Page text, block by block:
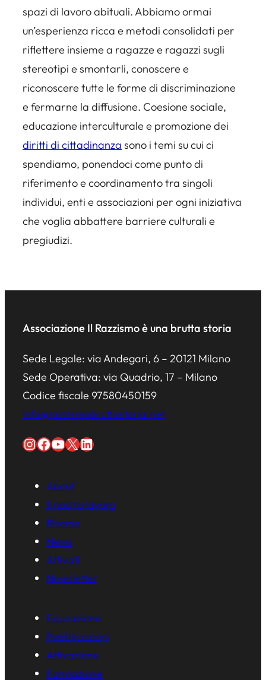
spazi di lavoro abituali. Abbiamo ormai
un’esperienza ricca e metodi consolidati per
riflettere insieme a ragazze e ragazzi sugli
stereotipi e smontarli, conoscere e
riconoscere tutte le forme di discriminazione
e fermarne la diffusione. Coesione sociale,
educazione interculturale e promozione dei
diritti di cittadinanza sono i temi su cui ci
spendiamo, ponendoci come punto di
riferimento e coordinamento tra singoli
individui, enti e associazioni per ogni iniziativa
che voglia abbattere barriere culturali e
pregiudizi.
Associazione Il Razzismo è una brutta storia
Sede Legale: via Andegari, 6 – 20121 Milano
Sede Operativa: via Quadrio, 17 – Milano
Codice fiscale 97580450159
info@razzismobruttastoria.net
InstagramFacebook YouTube X LinkedIn
About
Il nostro lavoro
Risorse
News
Attivati
Newsletter
Educazione
Pubblicazioni
Attivazione
Formazione